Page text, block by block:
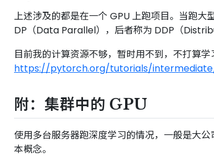
上述涉及的都是在一个 GPU 上跑项目。当跑
DP（Data Parallel），后者称为 DDP（
目前我的计算资源不够，暂时用不到，不打算
https://pytorch.org/tutorials/
附：集群中的 GPU
使用多台服务器跑深度学习的情况，一般是大
本概念。